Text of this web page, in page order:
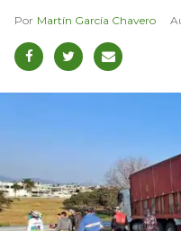
Martín García Chavero